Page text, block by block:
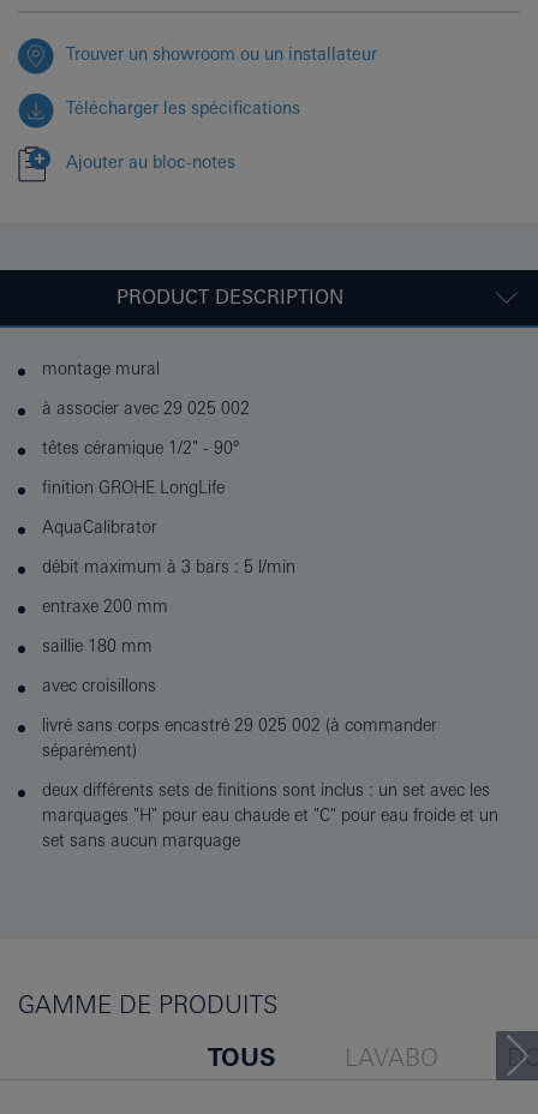
Trouver un showroom ou un installateur
Télécharger les spécifications
Ajouter au bloc-notes
PRODUCT DESCRIPTION
montage mural
à associer avec 29 025 002
têtes céramique 1/2" - 90°
finition GROHE LongLife
AquaCalibrator
débit maximum à 3 bars : 5 l/min
entraxe 200 mm
saillie 180 mm
avec croisillons
livré sans corps encastré 29 025 002 (à commander
séparément)
deux différents sets de finitions sont inclus : un set avec les
marquages "H" pour eau chaude et "C" pour eau froide et un
set sans aucun marquage
GAMME DE PRODUITS
TOUS LAVABO